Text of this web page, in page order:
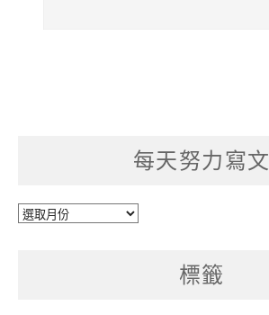
每天努力寫文
每
標籤